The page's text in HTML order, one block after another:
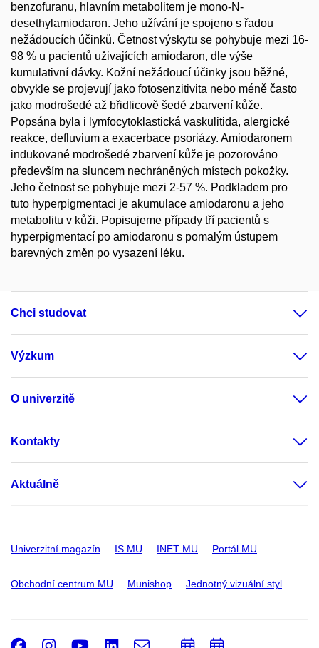
benzofuranu, hlavním metabolitem je mono-N-
desethylamiodaron. Jeho užívání je spojeno s řadou
nežádoucích účinků. Četnost výskytu se pohybuje mezi 16-
98 % u pacientů uživajících amiodaron, dle výše
kumulativní dávky. Kožní nežádoucí účinky jsou běžné,
obvykle se projevují jako fotosenzitivita nebo méně často
jako modrošedé až břidlicově šedé zbarvení kůže.
Popsána byla i lymfocytoklastická vaskulitida, alergické
reakce, defluvium a exacerbace psoriázy. Amiodaronem
indukované modrošedé zbarvení kůže je pozorováno
především na sluncem nechráněných místech pokožky.
Jeho četnost se pohybuje mezi 2-57 %. Podkladem pro
tuto hyperpigmentaci je akumulace amiodaronu a jeho
metabolitu v kůži. Popisujeme případy tří pacientů s
hyperpigmentací po amiodaronu s pomalým ústupem
barevných změn po vysazení léku.
Chci studovat
Výzkum
O univerzitě
Kontakty
Aktuálně
Univerzitní magazín IS MU INET MU Portál MU
Obchodní centrum MU Munishop Jednotný vizuální styl